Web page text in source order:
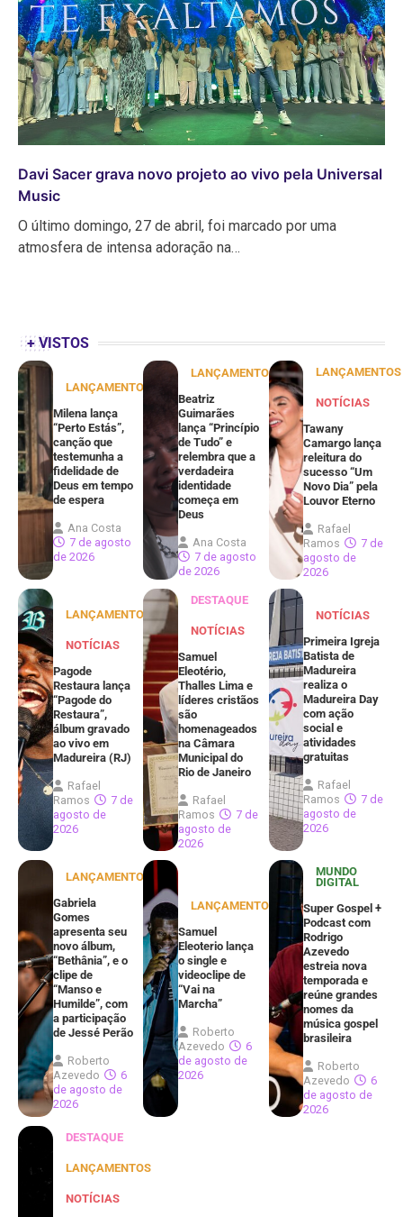
Davi Sacer grava novo projeto ao vivo pela Universal
Music
O último domingo, 27 de abril, foi marcado por uma
atmosfera de intensa adoração na…
+ VISTOS
LANÇAMENTOS
Milena lança
“Perto Estás”,
canção que
testemunha a
fidelidade de
Deus em tempo
de espera
Ana Costa
7 de agosto
de 2026
LANÇAMENTOS
Beatriz
Guimarães
lança “Princípio
de Tudo” e
relembra que a
verdadeira
identidade
começa em
Deus
Ana Costa
7 de agosto
de 2026
LANÇAMENTOS
NOTÍCIAS
Tawany
Camargo lança
releitura do
sucesso “Um
Novo Dia” pela
Louvor Eterno
Rafael
Ramos
7 de
agosto de
2026
LANÇAMENTOS
NOTÍCIAS
Pagode
Restaura lança
“Pagode do
Restaura”,
álbum gravado
ao vivo em
Madureira (RJ)
Rafael
Ramos
7 de
agosto de
2026
DESTAQUE
NOTÍCIAS
Samuel
Eleotério,
Thalles Lima e
líderes cristãos
são
homenageados
na Câmara
Municipal do
Rio de Janeiro
Rafael
Ramos
7 de
agosto de
2026
NOTÍCIAS
Primeira Igreja
Batista de
Madureira
realiza o
Madureira Day
com ação
social e
atividades
gratuitas
Rafael
Ramos
7 de
agosto de
2026
LANÇAMENTOS
Gabriela
Gomes
apresenta seu
novo álbum,
“Bethânia”, e o
clipe de
“Manso e
Humilde”, com
a participação
de Jessé Perão
Roberto
Azevedo
6
de agosto de
2026
LANÇAMENTOS
Samuel
Eleoterio lança
o single e
videoclipe de
“Vai na
Marcha”
Roberto
Azevedo
6
de agosto de
2026
MUNDO
DIGITAL
Super Gospel +
Podcast com
Rodrigo
Azevedo
estreia nova
temporada e
reúne grandes
nomes da
música gospel
brasileira
Roberto
Azevedo
6
de agosto de
2026
DESTAQUE
LANÇAMENTOS
NOTÍCIAS